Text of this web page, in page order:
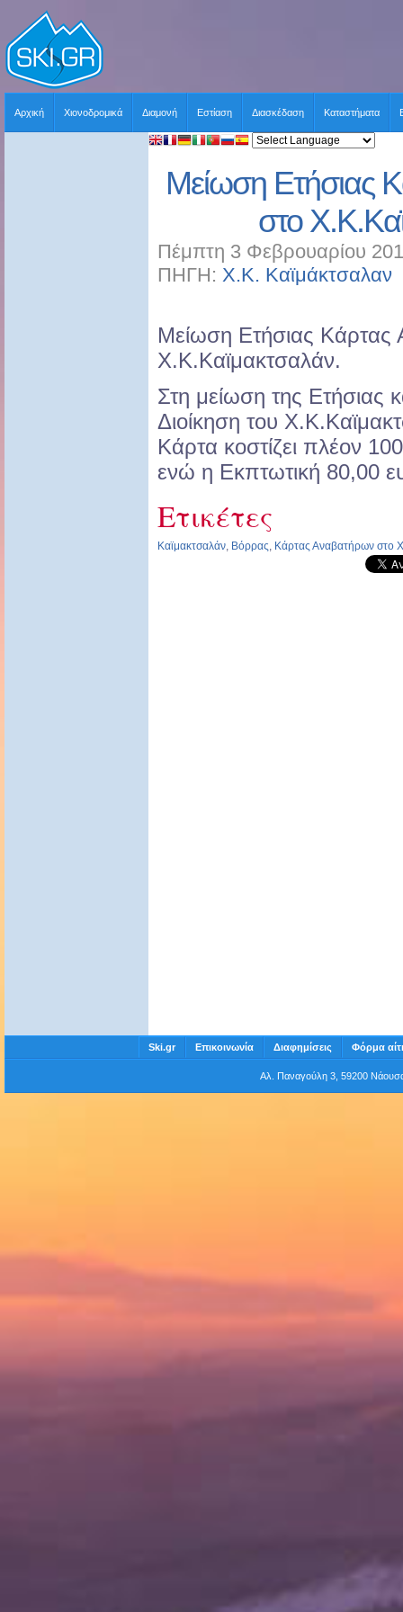
Αρχική Χιονοδρομικά Διαμονή Εστίαση Διασκέδαση Καταστήματα
Μείωση Ετήσιας
στο
Πέμπτη 3 Φεβρουαρίου
ΠΗΓΗ: Χ.Κ. Καϊμάκτσαλαν
Μείωση Ετήσιας Κάρτας
Χ.Κ.Καϊμακτσαλάν.
Στη μείωση της Ετήσιας
Διοίκηση του
Κάρτα κοστίζει πλέον
ενώ η Εκπτωτική 80,00
Ετικέτες
Καϊμακτσαλάν, Βόρρας, Κάρτας Αναβατήρων στο
Ski.gr Επικοινωνία Διαφημίσεις Φόρμα
Αλ. Παναγούλη 3, 59200